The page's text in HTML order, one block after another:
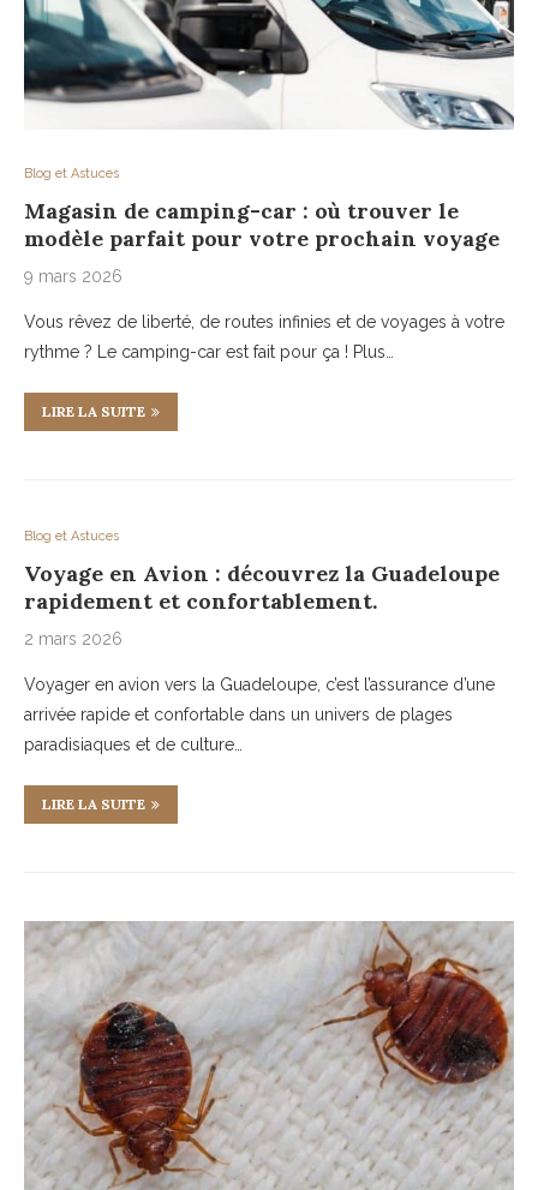
Blog et Astuces
Magasin de camping-car : où trouver le
modèle parfait pour votre prochain voyage
9 mars 2026
Vous rêvez de liberté, de routes infinies et de voyages à votre
rythme ? Le camping-car est fait pour ça ! Plus…
LIRE LA SUITE
Blog et Astuces
Voyage en Avion : découvrez la Guadeloupe
rapidement et confortablement.
2 mars 2026
Voyager en avion vers la Guadeloupe, c’est l’assurance d’une
arrivée rapide et confortable dans un univers de plages
paradisiaques et de culture…
LIRE LA SUITE